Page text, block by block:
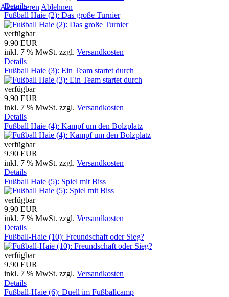
Details
Fußball Haie (2): Das große Turnier
verfügbar
9.90 EUR
inkl. 7 % MwSt. zzgl. Versandkosten
Details
Fußball Haie (3): Ein Team startet durch
verfügbar
9.90 EUR
inkl. 7 % MwSt. zzgl. Versandkosten
Details
Fußball Haie (4): Kampf um den Bolzplatz
verfügbar
9.90 EUR
inkl. 7 % MwSt. zzgl. Versandkosten
Details
Fußball Haie (5): Spiel mit Biss
verfügbar
9.90 EUR
inkl. 7 % MwSt. zzgl. Versandkosten
Details
Fußball-Haie (10): Freundschaft oder Sieg?
verfügbar
9.90 EUR
inkl. 7 % MwSt. zzgl. Versandkosten
Details
Fußball-Haie (6): Duell im Fußballcamp
Akzeptieren Ablehnen